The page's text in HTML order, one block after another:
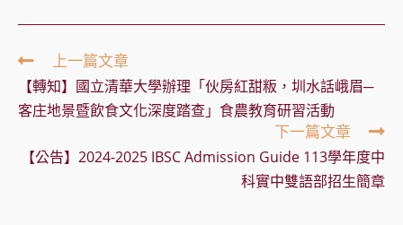
Read
more
articles
上一篇文章
【轉知】國立清華大學辦理「伙房紅甜粄，圳水話峨眉─
客庄地景暨飲食文化深度踏查」食農教育研習活動
下一篇文章
【公告】2024-2025 IBSC Admission Guide 113學年度中
科實中雙語部招生簡章